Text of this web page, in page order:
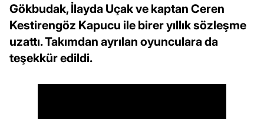
Gökbudak, İlayda Uçak ve kaptan Ceren
Kestirengöz Kapucu ile birer yıllık sözleşme
uzattı. Takımdan ayrılan oyunculara da
teşekkür edildi.